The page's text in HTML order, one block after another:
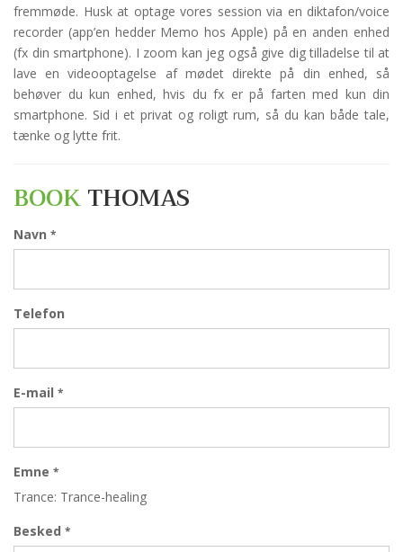
fremmøde. Husk at optage vores session via en diktafon/voice
recorder (app’en hedder Memo hos Apple) på en anden enhed
(fx din smartphone). I zoom kan jeg også give dig tilladelse til at
lave en videooptagelse af mødet direkte på din enhed, så
behøver du kun enhed, hvis du fx er på farten med kun din
smartphone. Sid i et privat og roligt rum, så du kan både tale,
tænke og lytte frit.
BOOKTHOMAS
Navn *
Telefon
E-mail *
Emne *
Trance: Trance-healing
Besked *